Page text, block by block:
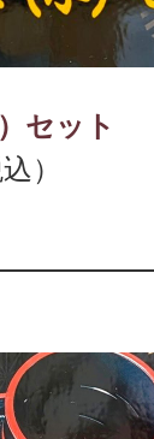
セット
）